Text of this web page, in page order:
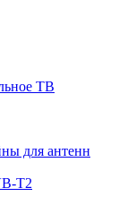
ТВ
для антенн
Т2